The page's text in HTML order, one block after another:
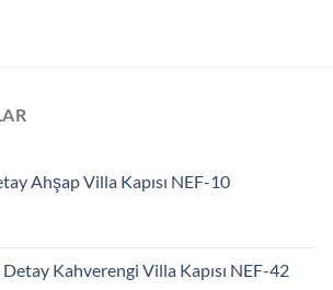
Ahşap Villa Kapısı NEF-10
Kahverengi Villa Kapısı NEF-42